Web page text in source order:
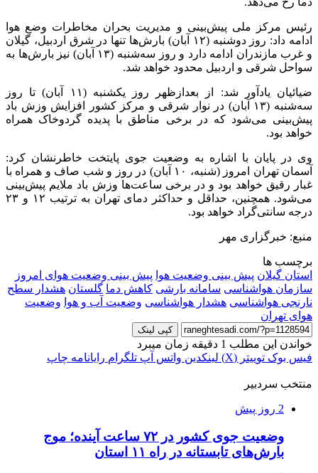
رئیس مرکز ملی پیش‌بینی و مدیریت بحران مخاطرات وضع هوا
ادامه داد: روز دوشنبه (۱۲ آبان) بارش‌ها تنها در شرق اردبیل، گیلان
و غرب مازندران ادامه دارد و روز سه‌شنبه (۱۳ آبان) نیز بارش‌ها به
سواحل شرقی و اردبیل محدود خواهد شد.
ضیائیان یادآور شد: از بعدازظهر روز یکشنبه (۱۱ آبان) تا روز
سه‌شنبه (۱۳ آبان) در نوار شرقی و مرکز کشور افزایش وزش باد
پیش‌بینی می‌شود که در برخی مناطق با پدیده گردوخاک همراه
خواهد بود.
وی در پایان با اشاره به وضعیت جوی پایتخت خاطرنشان کرد:
آسمان تهران امروز (شنبه، ۱۰ آبان) در روز و شب صاف و همراه با
غبار رقیق خواهد بود و در برخی ساعت‌ها وزش باد ملایم پیش‌بینی
می‌شود. همچنین، حداقل و حداکثر دمای تهران به ترتیب ۱۲ و ۲۳
درجه سانتی‌گراد خواهد بود.
منبع: خبرگزاری مهر
برچسب ها
استان گیلان پیش بینی وضعیت هوا پیش بینی وضعیت هوای امروز
سازمان هواشناسی سامانه بارشی کاهش دما گلستان هشدار سطح
نارنجی هواشناسی هشدار هواشناسی وضعیت آب و هوا وضعیت
هوای تهران
کپی لینک
خواندن این مطلب 1 دقیقه زمان میبرد
فیس بوک توییتر (X) لینکدین واتس آپ تلگرام رایانامه چاپ
منتخب سردبیر
2 روز پیش
وضعیت جوی کشور در ۷۲ ساعت آینده؛ موج
بارش‌های تابستانه در راه ۱۱ استان